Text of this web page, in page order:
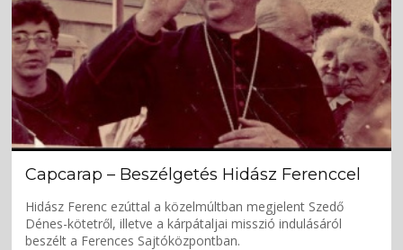
Capcarap – Beszélgetés Hidász Ferenccel
Hidász Ferenc ezúttal a közelmúltban megjelent Szedő
Dénes-kötetről, illetve a kárpátaljai misszió indulásáról
beszélt a Ferences Sajtóközpontban.